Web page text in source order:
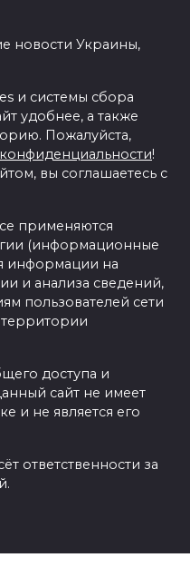
новости Украины,
и системы сбора
удобнее, а также
Пожалуйста,
!
вы соглашаетесь с
применяются
(информационные
информации на
и анализа сведений,
пользователей сети
доступа и
сайт не имеет
и не является его
ответственности за